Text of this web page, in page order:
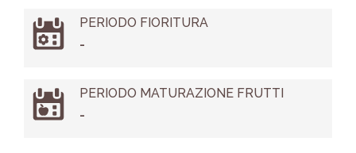
PERIODO FIORITURA
-
PERIODO MATURAZIONE FRUTTI
-